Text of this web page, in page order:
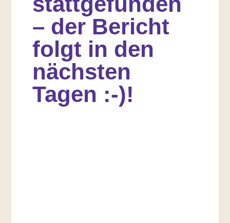
– der Bericht
folgt in den
nächsten
Tagen :-)!